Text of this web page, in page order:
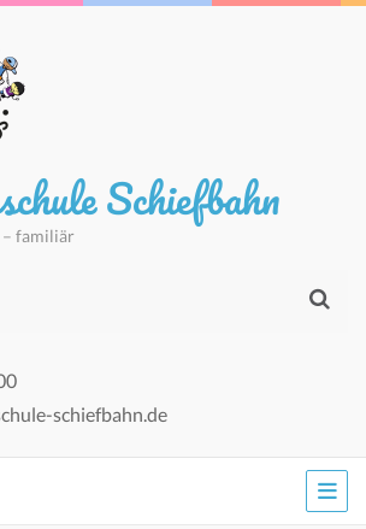
Schiefbahn
familiär
schiefbahn.de